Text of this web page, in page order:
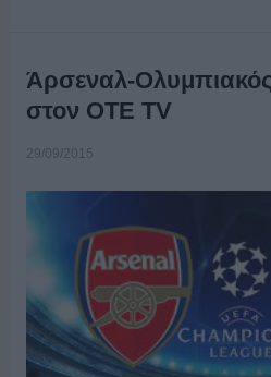
Άρσεναλ-Ολυμπιακός
στον ΟΤΕ TV
29/09/2015